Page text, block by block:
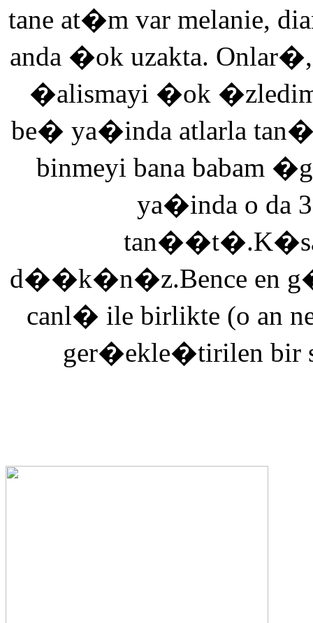
tane at�m var melanie,
anda �ok uzakta.
�alismayi �ok
be� ya�inda atlarla
binmeyi bana babam
ya�inda o da
d��k�n�z.Bence en
canl� ile birlikte (o an
ger�ekle�tirilen bir